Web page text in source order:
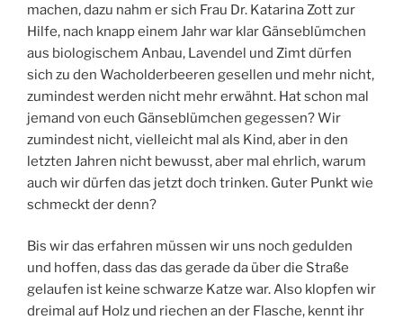
machen, dazu nahm er sich Frau Dr. Katarina Zott zur
Hilfe, nach knapp einem Jahr war klar Gänseblümchen
aus biologischem Anbau, Lavendel und Zimt dürfen
sich zu den Wacholderbeeren gesellen und mehr nicht,
zumindest werden nicht mehr erwähnt. Hat schon mal
jemand von euch Gänseblümchen gegessen? Wir
zumindest nicht, vielleicht mal als Kind, aber in den
letzten Jahren nicht bewusst, aber mal ehrlich, warum
auch wir dürfen das jetzt doch trinken. Guter Punkt wie
schmeckt der denn?
Bis wir das erfahren müssen wir uns noch gedulden
und hoffen, dass das das gerade da über die Straße
gelaufen ist keine schwarze Katze war. Also klopfen wir
dreimal auf Holz und riechen an der Flasche, kennt ihr